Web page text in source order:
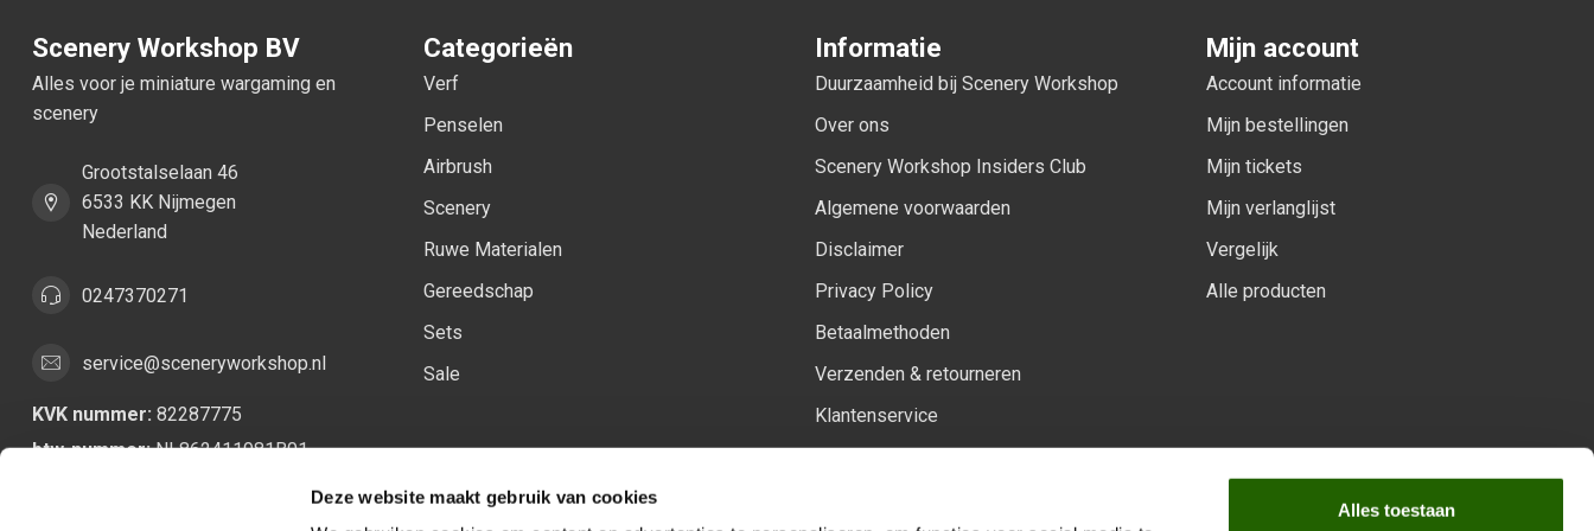
Deze website maakt gebruik van cookies
Alles toestaan
Scenery Workshop BV
Alles voor je miniature wargaming en
scenery
Grootstalselaan 46
6533 KK Nijmegen
Nederland
0247370271
service@sceneryworkshop.nl
KVK nummer: 82287775
btw-nummer:NL862411981B01
Categorieën
Verf
Penselen
Airbrush
Scenery
Ruwe Materialen
Gereedschap
Sets
Sale
Informatie
Duurzaamheid bij Scenery Workshop
Over ons
Scenery Workshop Insiders Club
Algemene voorwaarden
Disclaimer
Privacy Policy
Betaalmethoden
Verzenden & retourneren
Klantenservice
Mijn account
Account informatie
Mijn bestellingen
Mijn tickets
Mijn verlanglijst
Vergelijk
Alle producten